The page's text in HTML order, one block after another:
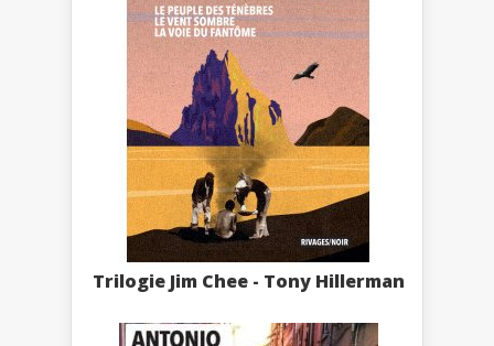
Trilogie Jim Chee - Tony Hillerman